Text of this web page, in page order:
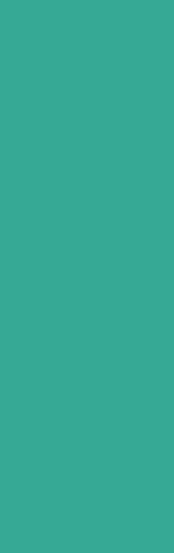
après chaque
les bonnes